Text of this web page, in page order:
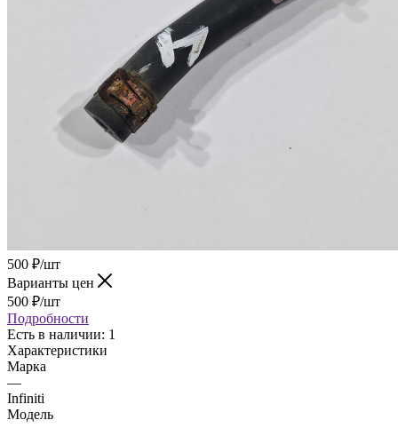
500 ₽/шт
Варианты цен
500 ₽/шт
Подробности
Есть в наличии: 1
Характеристики
Марка
—
Infiniti
Модель